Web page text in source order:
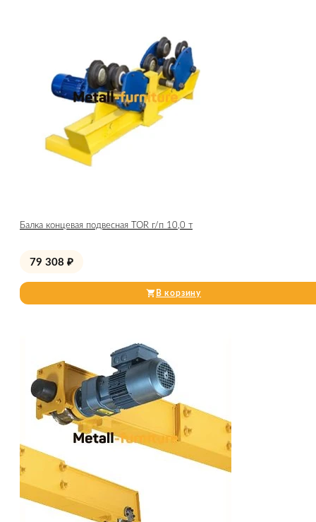
Балка концевая подвесная TOR г/п 10,0 т
79 308 ₽
В корзину